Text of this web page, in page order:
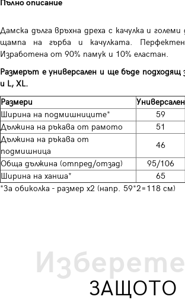
Пълно описание
Дамска дълга връхна дреха с качулка и
щампа на гърба и качулката.
Изработена от 90% памук и 10% еластан.
Размерът е универсален и ще бъде подходящ
и L, XL.
Размери
Универсален
Ширина на подмишниците*
59
Дължина на ръкава от рамото
51
Дължина на ръкава от
подмишница
46
Обща дължина (отпред/отзад)
95/106
Ширина на ханша*
65
*За обиколка - размер х2 (напр. 59*2=118 см)
ЗАЩОТО